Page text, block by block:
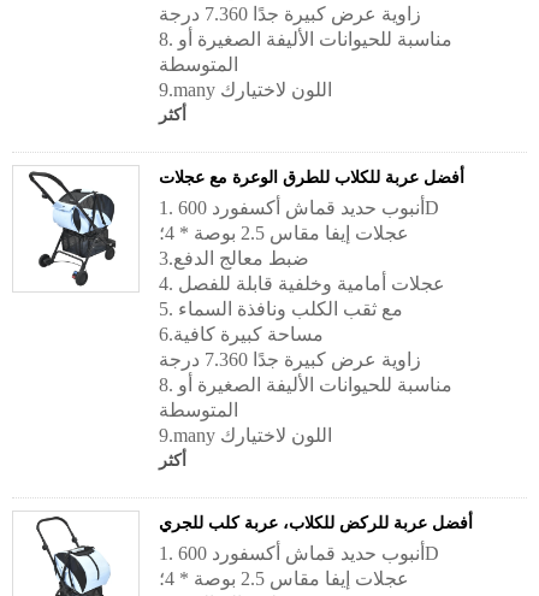
زاوية عرض كبيرة جدًا 7.360 درجة
8. مناسبة للحيوانات الأليفة الصغيرة أو
المتوسطة
9.many اللون لاختيارك
أكثر
أفضل عربة للكلاب للطرق الوعرة مع عجلات
1. أنبوب حديد قماش أكسفورد 600D
عجلات إيفا مقاس 2.5 بوصة * 4؛
3.ضبط معالج الدفع
4. عجلات أمامية وخلفية قابلة للفصل
5. مع ثقب الكلب ونافذة السماء
6.مساحة كبيرة كافية
زاوية عرض كبيرة جدًا 7.360 درجة
8. مناسبة للحيوانات الأليفة الصغيرة أو
المتوسطة
9.many اللون لاختيارك
أكثر
أفضل عربة للركض للكلاب، عربة كلب للجري
1. أنبوب حديد قماش أكسفورد 600D
عجلات إيفا مقاس 2.5 بوصة * 4؛